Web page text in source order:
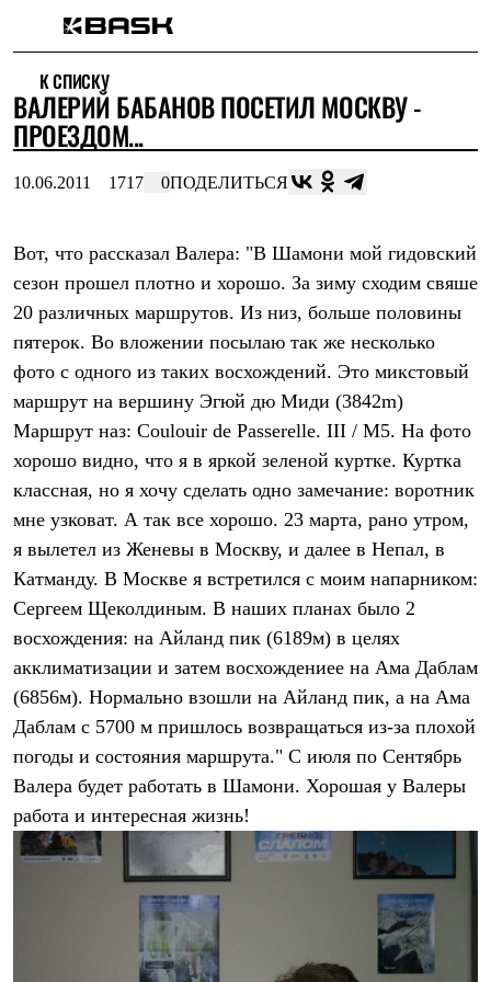
Интернет-магазин
Мужская одежда
Утепленная пухом
Куртки
Жилеты
Куртки
Штормовая одежда
Куртки
Софтшелл одежда
Куртки
Брюки
Флисовая одежда
Куртки
Брюки
Термобелье
Теплое термобелье
Среднее термобелье
Легкое термобелье
Лёгкая одежда
Футболки
Рубашки
Толстовки
Брюки
Шорты
Женская одежда
Утепленная пухом
Брюки
Жилеты
Утепленная синтетикой
Куртки
Брюки
Штормовая одежда
Софтшелл одежда
К СПИСКУ
ВАЛЕРИЙ БАБАНОВ ПОСЕТИЛ МОСКВУ -
ПРОЕЗДОМ...
10.06.2011 1717 0ПОДЕЛИТЬСЯ
Вот, что рассказал Валера: "В Шамони мой гидовский
сезон прошел плотно и хорошо. За зиму сходим свяше
20 различных маршрутов. Из низ, больше половины
пятерок. Во вложении посылаю так же несколько
фото с одного из таких восхождений. Это микстовый
маршрут на вершину Эгюй дю Миди (3842m)
Маршрут наз: Coulouir de Passerelle. III / M5. На фото
хорошо видно, что я в яркой зеленой куртке. Куртка
классная, но я хочу сделать одно замечание: воротник
мне узковат. А так все хорошо. 23 марта, рано утром,
я вылетел из Женевы в Москву, и далее в Непал, в
Катманду. В Москве я встретился с моим напарником:
Сергеем Щеколдиным. В наших планах было 2
восхождения: на Айланд пик (6189м) в целях
акклиматизации и затем восхождениее на Ама Даблам
(6856м). Нормально взошли на Айланд пик, а на Ама
Даблам с 5700 м пришлось возвращаться из-за плохой
погоды и состояния маршрута." С июля по Сентябрь
Валера будет работать в Шамони. Хорошая у Валеры
работа и интересная жизнь!